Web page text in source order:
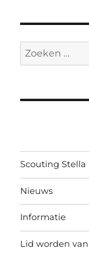
Zoeken
naar:
Scouting
Nieuws
Informatie
Lid worden